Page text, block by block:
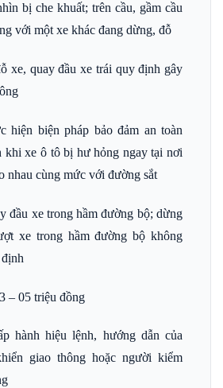
bị che khuất; trên cầu, gầm cầu
với một xe khác đang dừng, đỗ
xe, quay đầu xe trái quy định gây
hiện biện pháp bảo đảm an toàn
khi xe ô tô bị hư hỏng ngay tại nơi
nhau cùng mức với đường sắt
đầu xe trong hầm đường bộ; dừng
xe trong hầm đường bộ không
– 05 triệu đồng
hành hiệu lệnh, hướng dẫn của
giao thông hoặc người kiểm